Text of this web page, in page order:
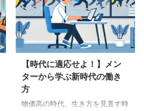
この二元的な考え方に偏ると、も
う片方の存在や価値を見落として
しまいがちです。 仏教の教えで
も、ブッダは「中道」の重要性を
説きました。 極端な苦行にも快
楽にも偏らず、バランスの取れた
道を歩むことで悟りに至ると教え
ています。 この思想は、光と闇
の両方を受け入れる意識と深く共
【時代に適応せよ！】メン
ターから学ぶ新時代の働き
方
物価高の時代、生き方を見直す時